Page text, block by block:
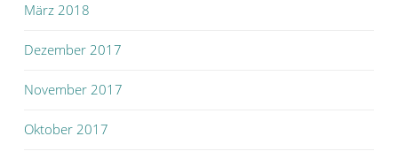
März 2018
Dezember 2017
November 2017
Oktober 2017